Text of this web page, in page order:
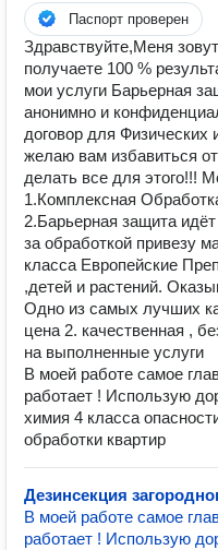
Паспорт проверен
Здравствуйте,Меня
получаете 100 %
мои услуги Барьерная
анонимно и
договор для
желаю вам избавиться
делать все для этого!!!
1.Комплексная
2.Барьерная защита
за обработкой привезу
класса Европейские
,детей и растений.
Одно из самых лучших
цена 2. качественная ,
на выполненные услуги
В моей работе самое
работает ! Использую
химия 4 класса
обработки квартир
Дезинсекция
В моей работе самое
работает ! Использую